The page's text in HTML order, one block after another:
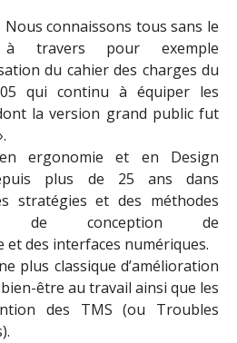
Nous connaissons tous sans le
travers pour exemple
du cahier des charges du
qui continu à équiper les
la version grand public fut
ergonomie et en Design
plus de 25 ans dans
stratégies et des méthodes
de conception de
des interfaces numériques.
plus classique d’amélioration
être au travail ainsi que les
des TMS (ou Troubles